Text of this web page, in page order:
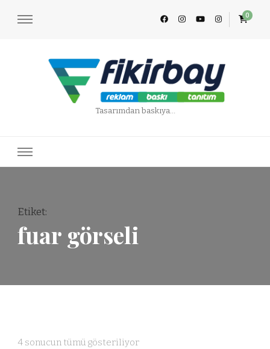
0
Tasarımdan baskıya…
Etiket:
fuar görseli
4 sonucun tümü gösteriliyor